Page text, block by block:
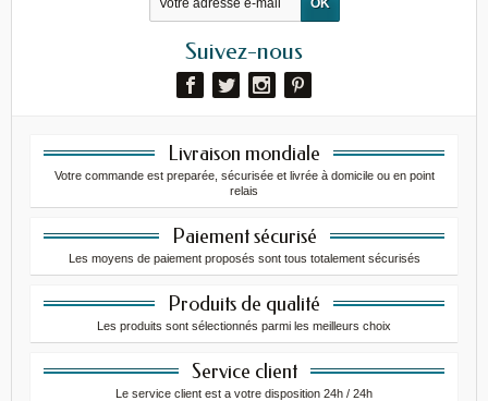
Suivez-nous
Livraison mondiale
Votre commande est preparée, sécurisée et livrée à domicile ou en point
relais
Paiement sécurisé
Les moyens de paiement proposés sont tous totalement sécurisés
Produits de qualité
Les produits sont sélectionnés parmi les meilleurs choix
Service client
Le service client est a votre disposition 24h / 24h